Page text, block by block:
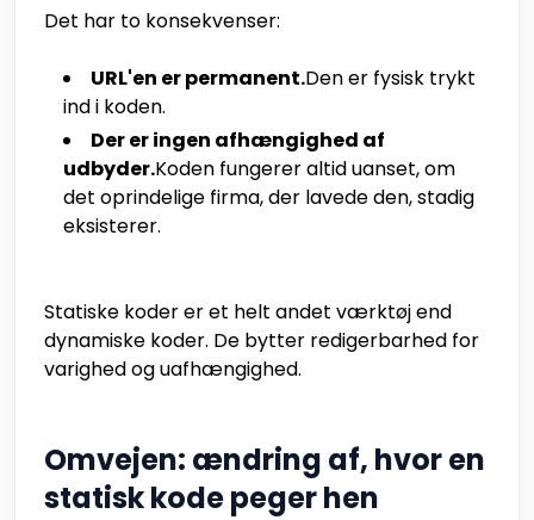
Det har to konsekvenser:
URL'en er permanent.Den er fysisk trykt
ind i koden.
Der er ingen afhængighed af
udbyder.Koden fungerer altid uanset, om
det oprindelige firma, der lavede den, stadig
eksisterer.
Statiske koder er et helt andet værktøj end
dynamiske koder. De bytter redigerbarhed for
varighed og uafhængighed.
Omvejen: ændring af, hvor en
statisk kode peger hen